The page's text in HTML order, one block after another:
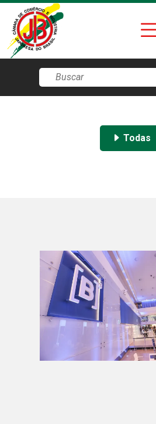
Todas